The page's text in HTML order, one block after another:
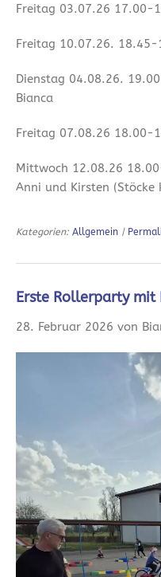
Freitag 03.07.26 17.00-
Freitag 10.07.26.
Dienstag 04.08.26.
Bianca
Freitag 07.08.26 18.00-
Mittwoch 12.08.26
Anni und Kirsten (Stöcke
Kategorien: Allgemein |
Erste Rollerparty
28. Februar 2026 von